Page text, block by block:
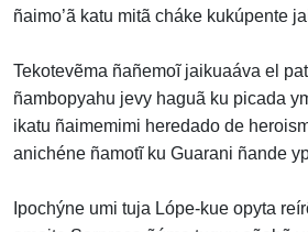
ñaimo’ã katu mitã cháke kukúpente
Tekotevẽma ñañemoĩ jaikuaáva el
ñambopyahu jevy haguã ku picada
ikatu ñaimemimi heredado de
anichéne ñamotĩ ku Guarani ñande
Ipochýne umi tuja Lópe-kue opyta